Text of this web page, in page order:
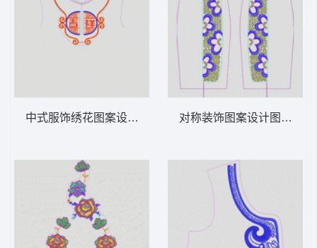
中式服饰绣花图案设计 吉祥民族对称装饰图案设计图 亮片